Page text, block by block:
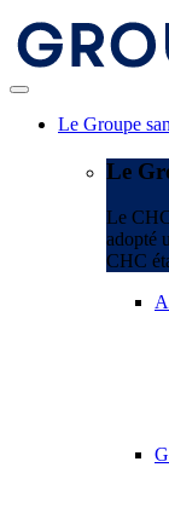
Le Groupe
Le
Le
adopté
CHC